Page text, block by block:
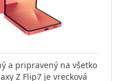
a pripravený na všetko
Z Flip7 je vrecková